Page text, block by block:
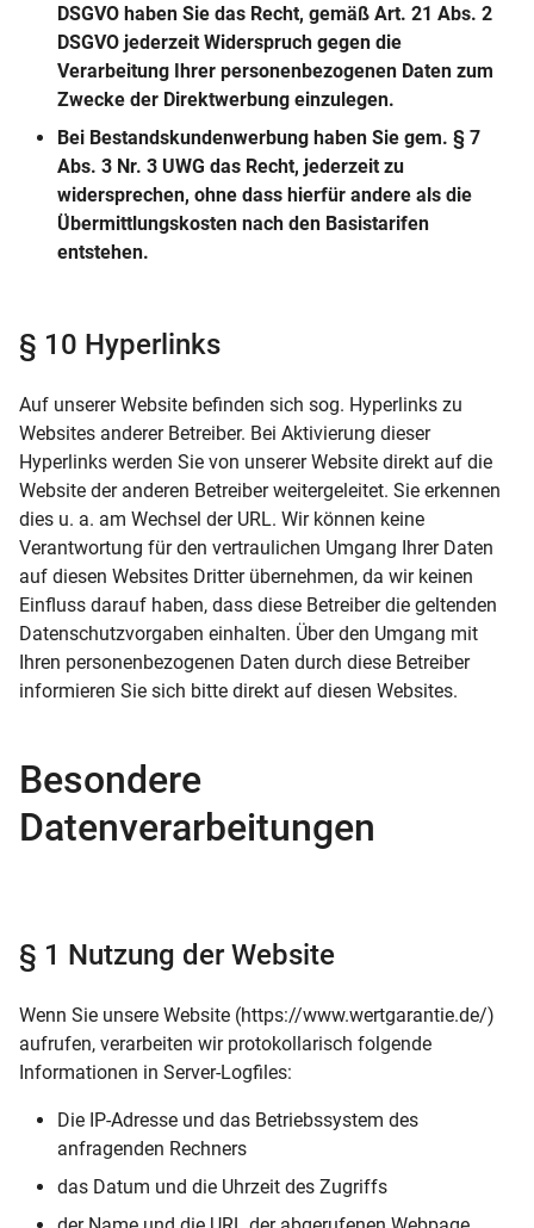
DSGVO haben Sie das Recht, gemäß Art. 21 Abs. 2
DSGVO jederzeit Widerspruch gegen die
Verarbeitung Ihrer personenbezogenen Daten zum
Zwecke der Direktwerbung einzulegen.
Bei Bestandskundenwerbung haben Sie gem. § 7
Abs. 3 Nr. 3 UWG das Recht, jederzeit zu
widersprechen, ohne dass hierfür andere als die
Übermittlungskosten nach den Basistarifen
entstehen.
§ 10 Hyperlinks
Auf unserer Website befinden sich sog. Hyperlinks zu
Websites anderer Betreiber. Bei Aktivierung dieser
Hyperlinks werden Sie von unserer Website direkt auf die
Website der anderen Betreiber weitergeleitet. Sie erkennen
dies u. a. am Wechsel der URL. Wir können keine
Verantwortung für den vertraulichen Umgang Ihrer Daten
auf diesen Websites Dritter übernehmen, da wir keinen
Einfluss darauf haben, dass diese Betreiber die geltenden
Datenschutzvorgaben einhalten. Über den Umgang mit
Ihren personenbezogenen Daten durch diese Betreiber
informieren Sie sich bitte direkt auf diesen Websites.
Besondere
Datenverarbeitungen
§ 1 Nutzung der Website
Wenn Sie unsere Website (https://www.wertgarantie.de/)
aufrufen, verarbeiten wir protokollarisch folgende
Informationen in Server-Logfiles:
Die IP-Adresse und das Betriebssystem des
anfragenden Rechners
das Datum und die Uhrzeit des Zugriffs